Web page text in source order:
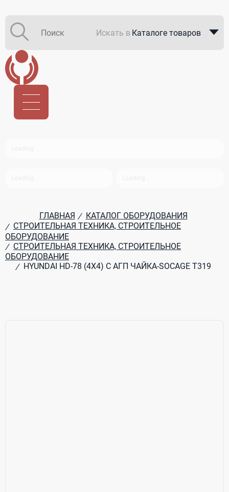
Искать в Каталоге товаров
ГЛАВНАЯ / КАТАЛОГ ОБОРУДОВАНИЯ
/ СТРОИТЕЛЬНАЯ ТЕХНИКА, СТРОИТЕЛЬНОЕ
ОБОРУДОВАНИЕ
/ СТРОИТЕЛЬНАЯ ТЕХНИКА, СТРОИТЕЛЬНОЕ
ОБОРУДОВАНИЕ
/ HYUNDAI HD-78 (4X4) C АГП ЧАЙКА-SOCAGE T319